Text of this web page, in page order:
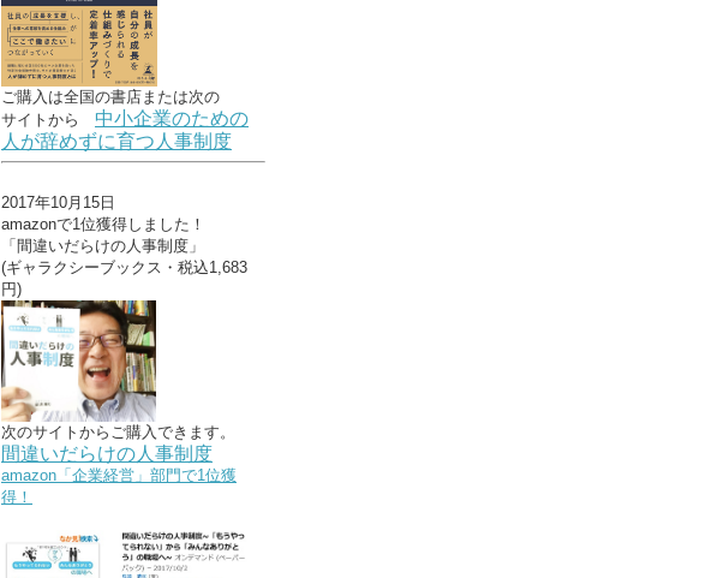
ご購入は全国の書店または次の
サイトから 中小企業のための
人が辞めずに育つ人事制度
2017年10月15日
amazonで1位獲得しました！
「間違いだらけの人事制度」
(ギャラクシーブックス・税込1,683
円)
次のサイトからご購入できます。
間違いだらけの人事制度
amazon「企業経営」部門で1位獲
得！